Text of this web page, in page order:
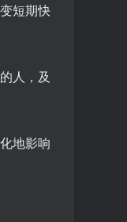
短期快
人，及
地影响